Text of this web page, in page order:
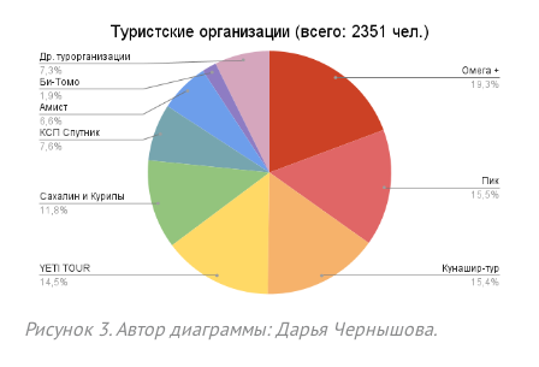
Рисунок 3. Автор диаграммы: Дарья Чернышова.